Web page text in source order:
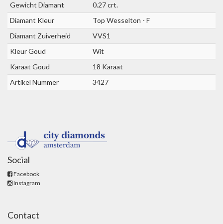
Gewicht Diamant
0.27 crt.
Diamant Kleur
Top Wesselton - F
Diamant Zuiverheid
VVS1
Kleur Goud
Wit
Karaat Goud
18 Karaat
Artikel Nummer
3427
Social
Facebook
Instagram
Contact